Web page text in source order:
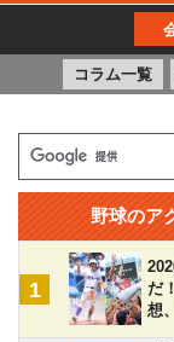
コラム一覧
野球のア
1
だ
想